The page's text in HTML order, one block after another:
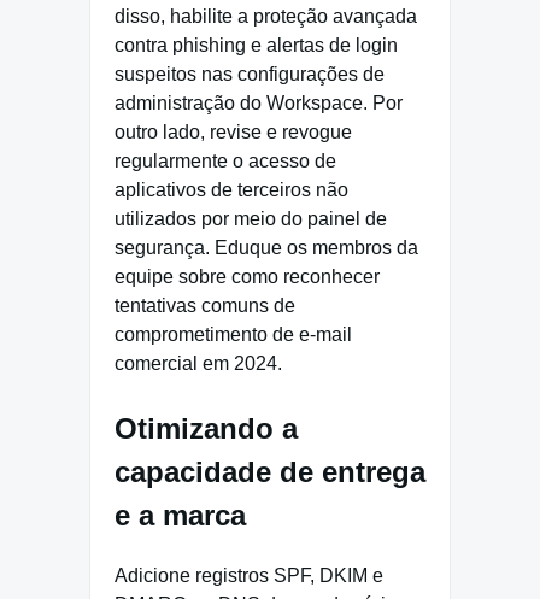
disso, habilite a proteção avançada
contra phishing e alertas de login
suspeitos nas configurações de
administração do Workspace. Por
outro lado, revise e revogue
regularmente o acesso de
aplicativos de terceiros não
utilizados por meio do painel de
segurança. Eduque os membros da
equipe sobre como reconhecer
tentativas comuns de
comprometimento de e-mail
comercial em 2024.
Otimizando a
capacidade de entrega
e a marca
Adicione registros SPF, DKIM e